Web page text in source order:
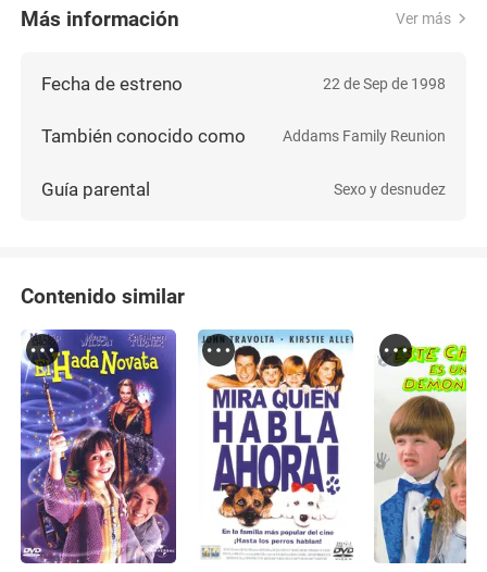
Más información Ver más
Fecha de estreno 22 de Sep de 1998
También conocido como Addams Family Reunion
Guía parental Sexo y desnudez
Contenido similar